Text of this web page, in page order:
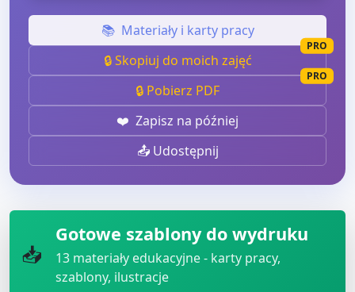
📚 Materiały i karty pracy
🔒 Skopiuj do moich zajęć
PRO
🔒 Pobierz PDF
PRO
❤️ Zapisz na później
📤 Udostępnij
📥
Gotowe szablony do wydruku
13 materiały edukacyjne - karty pracy,
szablony, ilustracje